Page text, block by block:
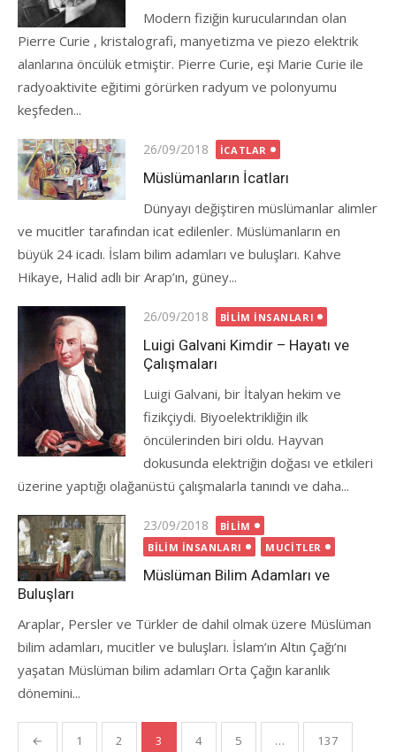
Modern fiziğin kurucularından olan
Pierre Curie , kristalografi, manyetizma ve piezo elektrik
alanlarına öncülük etmiştir. Pierre Curie, eşi Marie Curie ile
radyoaktivite eğitimi görürken radyum ve polonyumu
keşfeden...
Posted
on
26/09/2018 İCATLAR
Müslümanların İcatları
Dünyayı değiştiren müslümanlar alimler
ve mucitler tarafından icat edilenler. Müslümanların en
büyük 24 icadı. İslam bilim adamları ve buluşları. Kahve
Hikaye, Halid adlı bir Arap’ın, güney...
Posted
on
26/09/2018 BILIM İNSANLARI
Luigi Galvani Kimdir – Hayatı ve
Çalışmaları
Luigi Galvani, bir İtalyan hekim ve
fizikçiydi. Biyoelektrikliğin ilk
öncülerinden biri oldu. Hayvan
dokusunda elektriğin doğası ve etkileri
üzerine yaptığı olağanüstü çalışmalarla tanındı ve daha...
Posted
on
23/09/2018
BILIM
BILIM İNSANLARI
MUCITLER
Müslüman Bilim Adamları ve
Buluşları
Araplar, Persler ve Türkler de dahil olmak üzere Müslüman
bilim adamları, mucitler ve buluşları. İslam’ın Altın Çağı’nı
yaşatan Müslüman bilim adamları Orta Çağın karanlık
dönemini...
Yazı
← 1 2 3 4 5 … 137